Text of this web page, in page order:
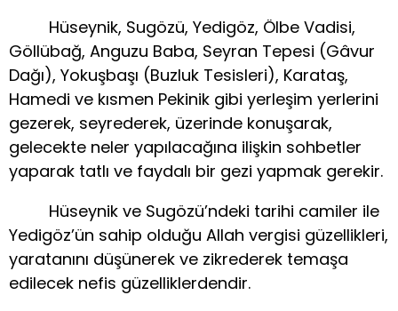
Hüseynik, Sugözü, Yedigöz, Ölbe Vadisi,
Göllübağ, Anguzu Baba, Seyran Tepesi (Gâvur
Dağı), Yokuşbaşı (Buzluk Tesisleri), Karataş,
Hamedi ve kısmen Pekinik gibi yerleşim yerlerini
gezerek, seyrederek, üzerinde konuşarak,
gelecekte neler yapılacağına ilişkin sohbetler
yaparak tatlı ve faydalı bir gezi yapmak gerekir.
Hüseynik ve Sugözü’ndeki tarihi camiler ile
Yedigöz’ün sahip olduğu Allah vergisi güzellikleri,
yaratanını düşünerek ve zikrederek temaşa
edilecek nefis güzelliklerdendir.